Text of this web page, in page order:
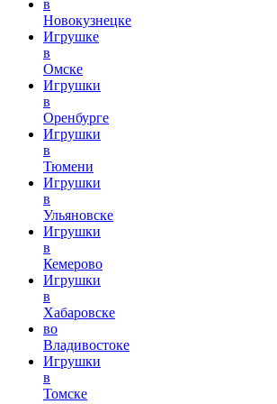
в
Новокузнецке
Игрушке
в
Омске
Игрушки
в
Оренбурге
Игрушки
в
Тюмени
Игрушки
в
Ульяновске
Игрушки
в
Кемерово
Игрушки
в
Хабаровске
во
Владивостоке
Игрушки
в
Томске